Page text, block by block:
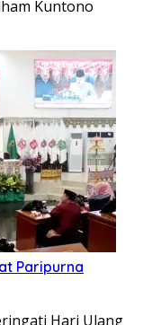
Kuntono
Paripurna
Hari Ulang